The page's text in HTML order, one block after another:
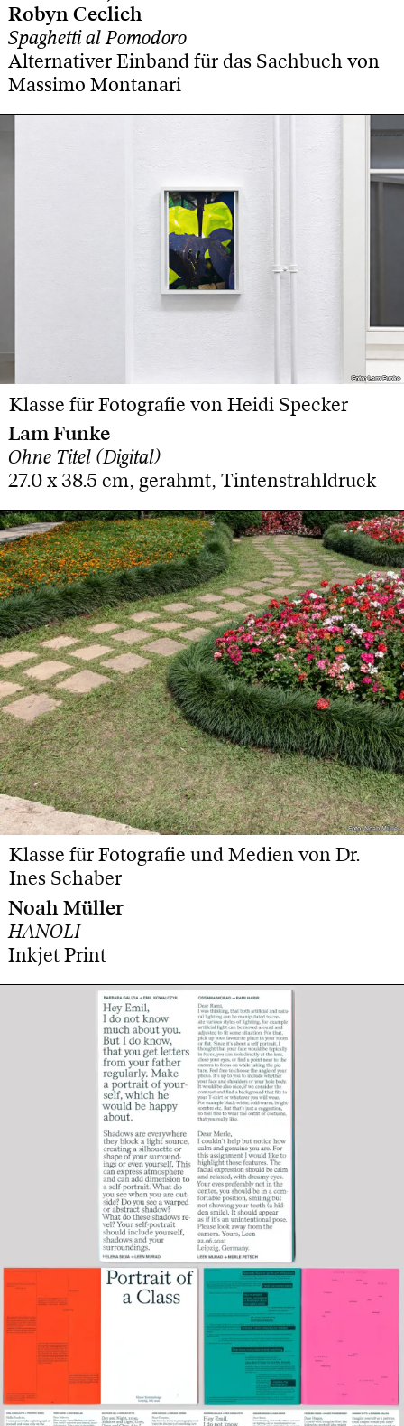
Robyn Ceclich
Spaghetti al Pomodoro
Alternativer Einband für das Sachbuch von
Massimo Montanari
Foto: Lam Funke
Foto: Lam Funke
Klasse für Fotografie von Heidi Specker
Lam Funke
Ohne Titel (Digital)
27.0 x 38.5 cm, gerahmt, Tintenstrahldruck
Foto: Noah Müller
Foto: Noah Müller
Klasse für Fotografie und Medien von Dr.
Ines Schaber
Noah Müller
HANOLI
Inkjet Print